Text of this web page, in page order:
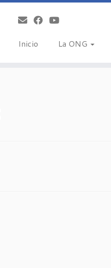
Inicio La ONG